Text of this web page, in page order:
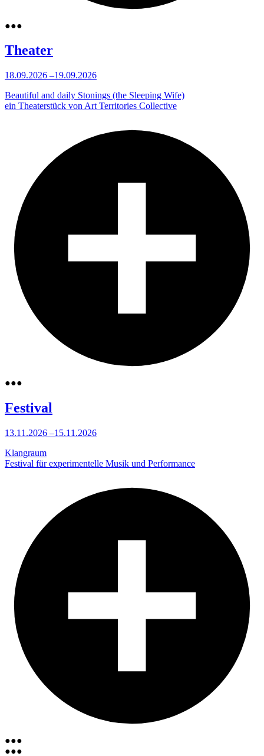
●●●
Theater
18.09.2026 –19.09.2026
Beautiful and daily Stonings (the Sleeping Wife)
ein Theaterstück von Art Territories Collective
●●●
Festival
13.11.2026 –15.11.2026
Klangraum
Festival für experimentelle Musik und Performance
●●●
●●●